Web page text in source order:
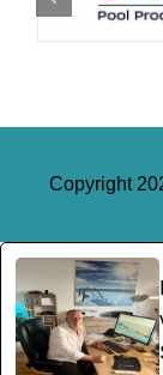
Copyright